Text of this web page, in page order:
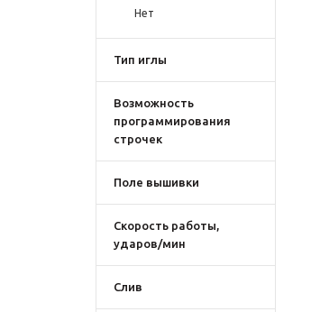
Нет
Тип иглы
Возможность
программирования
строчек
Поле вышивки
Скорость работы,
ударов/мин
Слив